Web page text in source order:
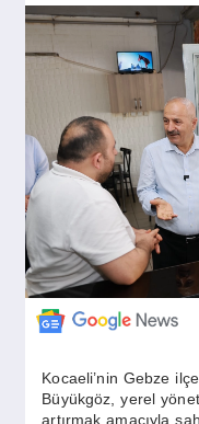
EKONOMI
DÜNYA
SAĞLIK
SPOR
Kocaeli’nin Gebze
Büyükgöz, yerel
artırmak amacıyla